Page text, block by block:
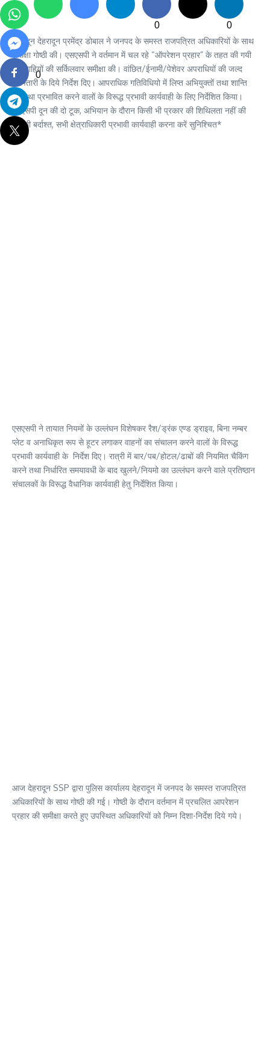
0
0
0
देहरादून देहरादून प्रमेंद्र डोबाल ने जनपद के समस्त राजपत्रित अधिकारियों के साथ
समीक्षा गोष्ठी की। एसएसपी ने वर्तमान में चल रहे “ऑपरेशन प्रहार” के तहत की गयी
कार्यवाहियों की सर्किलवार समीक्षा की। वांछित/ईनामी/पेशेवर अपराधियों की जल्द
गिरफ्तारी के दिये निर्देश दिए। आपराधिक गतिविधियो में लिप्त अभियुक्तों तथा शान्ति
व्यवस्था प्रभावित करने वालों के विरूद्ध प्रभावी कार्यवाही के लिए निर्देशित किया।
एसएसपी दून की दो टूक, अभियान के दौरान किसी भी प्रकार की शिथिलता नहीं की
जायेगी बर्दाश्त, सभी क्षेत्राधिकारी प्रभावी कार्यवाही करना करें सुनिश्चित*
एसएसपी ने तायात नियमों के उल्लंघन विशेषकर रैश/ड्रंक एण्ड ड्राइव, बिना नम्बर
प्लेट व अनाधिकृत रूप से हूटर लगाकर वाहनों का संचालन करने वालों के विरूद्ध
प्रभावी कार्यवाही के निर्देश दिए। रात्री में बार/पब/होटल/ढाबों की नियमित चैकिंग
करने तथा निर्धारित समयावधी के बाद खुलने/नियमो का उल्लंघन करने वाले प्रतिष्ठान
संचालकों के विरूद्ध वैधानिक कार्यवाही हेतु निर्देशित किया।
आज देहरादून SSP द्वारा पुलिस कार्यालय देहरादून में जनपद के समस्त राजपत्रित
अधिकारियों के साथ गोष्ठी की गई। गोष्ठी के दौरान वर्तमान में प्रचलित आपरेशन
प्रहार की समीक्षा करते हुए उपस्थित अधिकारियों को निम्न दिशा-निर्देश दिये गये।